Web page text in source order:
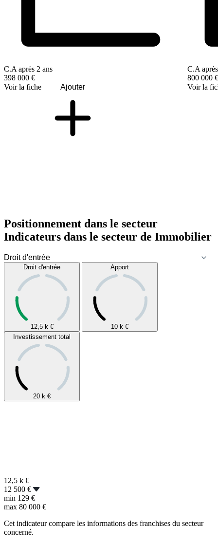
C.A après 2 ans
398 000 €
Voir la fiche
Ajouter
C.A
800 000 €
Voir la
Positionnement dans le secteur
Indicateurs dans le secteur de Immobilier
Droit d'entrée
12,5 k €
Apport
10 k €
Investissement total
20 k €
12,5 k €
12 500 €
min 129 €
max 80 000 €
Cet indicateur compare les informations des franchises du secteur
concerné.